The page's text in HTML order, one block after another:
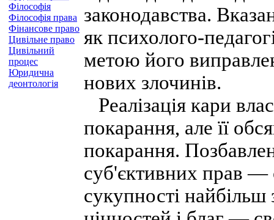
Філософія
Філософія права
Фінансове право
Цивільне право
Цивільний
процес
Юридична
деонтологія
законодавства.
як психолого-
метою його
нових злочинів.
Реалізація кари
покарання, але її
покарання.
суб'єктивних прав
сукупності